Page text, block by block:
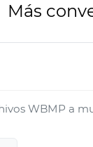
Más
WBMP a